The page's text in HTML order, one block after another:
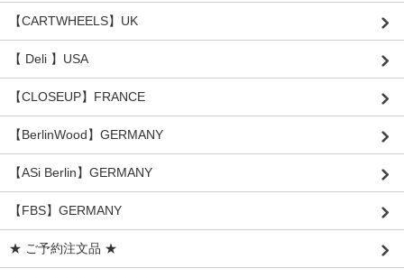
【CARTWHEELS】UK
【 Deli 】USA
【CLOSEUP】FRANCE
【BerlinWood】GERMANY
【ASi Berlin】GERMANY
【FBS】GERMANY
★ ご予約注文品 ★